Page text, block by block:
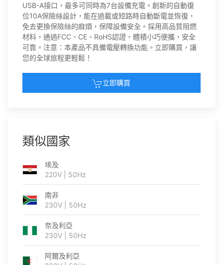
USB-A接口，最多可同時為7台設備充電。創新的自動復
位10A保險絲設計，能在過載或短路時自動斷電並恢復，
免去更換保險絲的麻煩，保障設備安全。採用高品質阻燃
材料，通過FCC、CE、RoHS認證，體積小巧便攜，安全
可靠。注意：本產品不具備電壓轉換功能。立即購買，讓
您的全球旅程更輕鬆！
立即購買
類似國家
埃及
220V | 50Hz
南非
230V | 50Hz
奈及利亞
230V | 50Hz
阿爾及利亞